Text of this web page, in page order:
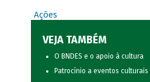
Ações
VEJA TAMBÉM
O BNDES e o apoio à cultura
Patrocínio a eventos culturais